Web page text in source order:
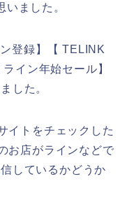
ました。
登録】【 TELINK
イン年始セール】
した。
イトをチェックした
お店がラインなどで
しているかどうか